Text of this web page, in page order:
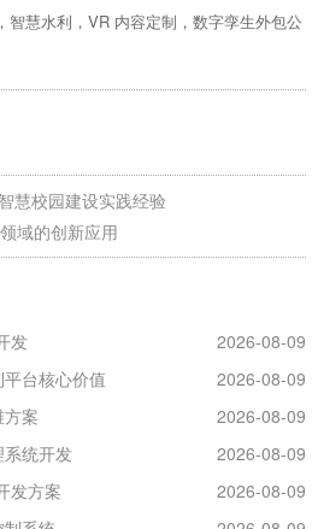
智慧水利，VR 内容定制，数字孪生外包公
慧校园建设实践经验
域的创新应用
发
2026-08-09
台核心价值
2026-08-09
案
2026-08-09
统开发
2026-08-09
发方案
2026-08-09